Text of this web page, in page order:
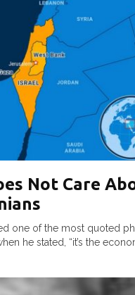
Not Care
one of the most quoted
he stated, “it’s the